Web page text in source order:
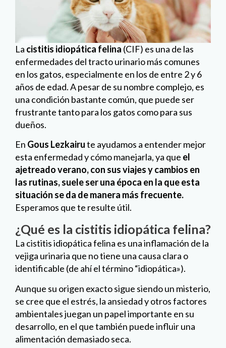
La cistitis idiopática felina (CIF) es una de las
enfermedades del tracto urinario más comunes
en los gatos, especialmente en los de entre 2 y 6
años de edad. A pesar de su nombre complejo, es
una condición bastante común, que puede ser
frustrante tanto para los gatos como para sus
dueños.
En Gous Lezkairute ayudamos a entender mejor
esta enfermedad y cómo manejarla, ya que el
ajetreado verano, con sus viajes y cambios en
las rutinas, suele ser una época en la que esta
situación se da de manera más frecuente.
Esperamos que te resulte útil.
¿Qué es la cistitis idiopática felina?
La cistitis idiopática felina es una inflamación de la
vejiga urinaria que no tiene una causa clara o
identificable (de ahí el término “idiopática»).
Aunque su origen exacto sigue siendo un misterio,
se cree que el estrés, la ansiedad y otros factores
ambientales juegan un papel importante en su
desarrollo, en el que también puede influir una
alimentación demasiado seca.